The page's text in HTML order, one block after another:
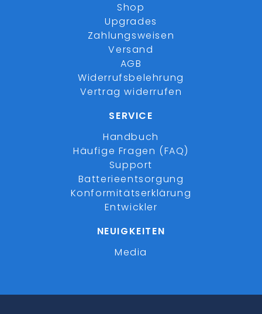
Shop
Upgrades
Zahlungsweisen
Versand
AGB
Widerrufsbelehrung
Vertrag widerrufen
SERVICE
Handbuch
Häufige Fragen (FAQ)
Support
Batterieentsorgung
Konformitätserklärung
Entwickler
NEUIGKEITEN
Media